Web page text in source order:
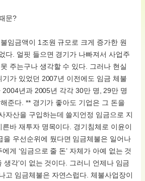
문?
임금액이 1조원 규모로 크게 증가한 원
다. 얼핏 들으면 경기가 나빠져서 사업주
주는구나 생각할 수 있다. 그러나 현실
기가 있었던 2007년 이전에도 임금 체불
2004년과 2005년 각각 30만 명, 29만 명
준다. ** 경기가 좋아도 기업은 그 돈을
자산을 구입하는데 쓸지언정 임금으로 지
바 재투자 명목이다. 경기침체로 이윤이
을 우선순위에 뒀다면 임금체불은 일어나
게 ‘임금으로 줄 돈’ 자체가 아예 없는 것
생각’이 없는 것이다. 그러니 언제나 임금
고 임금체불은 자연스럽다. 체불사업장이